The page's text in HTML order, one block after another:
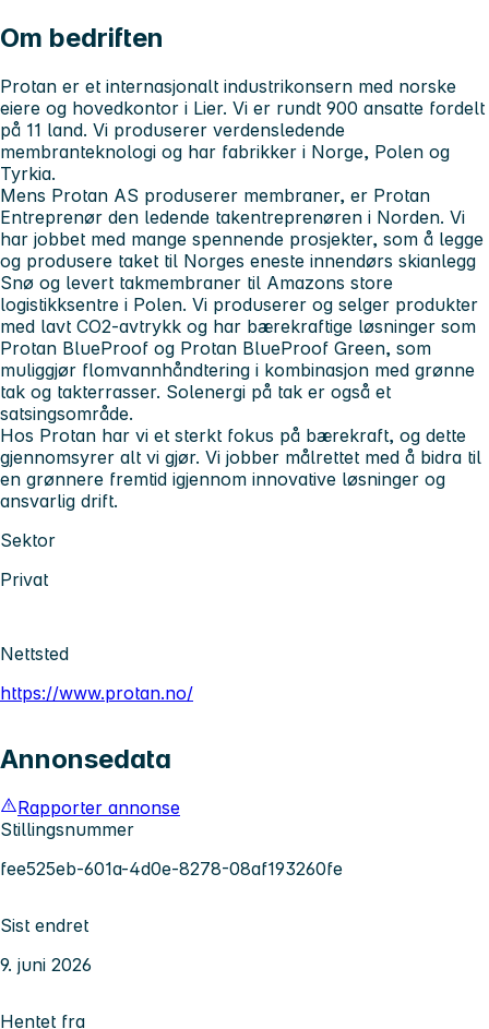
Om bedriften
Protan er et internasjonalt industrikonsern med norske
eiere og hovedkontor i Lier. Vi er rundt 900 ansatte fordelt
på 11 land. Vi produserer verdensledende
membranteknologi og har fabrikker i Norge, Polen og
Tyrkia.
Mens Protan AS produserer membraner, er Protan
Entreprenør den ledende takentreprenøren i Norden. Vi
har jobbet med mange spennende prosjekter, som å legge
og produsere taket til Norges eneste innendørs skianlegg
Snø og levert takmembraner til Amazons store
logistikksentre i Polen. Vi produserer og selger produkter
med lavt CO2-avtrykk og har bærekraftige løsninger som
Protan BlueProof og Protan BlueProof Green, som
muliggjør flomvannhåndtering i kombinasjon med grønne
tak og takterrasser. Solenergi på tak er også et
satsingsområde.
Hos Protan har vi et sterkt fokus på bærekraft, og dette
gjennomsyrer alt vi gjør. Vi jobber målrettet med å bidra til
en grønnere fremtid igjennom innovative løsninger og
ansvarlig drift.
Sektor
Privat
Nettsted
https://www.protan.no/
Annonsedata
Rapporter annonse
Stillingsnummer
fee525eb-601a-4d0e-8278-08af193260fe
Sist endret
9. juni 2026
Hentet fra